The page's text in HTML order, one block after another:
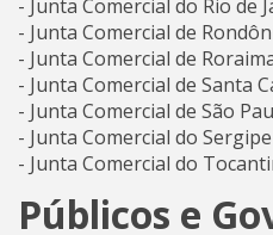
- Junta Comercial do Rio de
- Junta Comercial de
- Junta Comercial de
- Junta Comercial de Santa
- Junta Comercial de São
- Junta Comercial do Sergipe
- Junta Comercial do
Públicos e